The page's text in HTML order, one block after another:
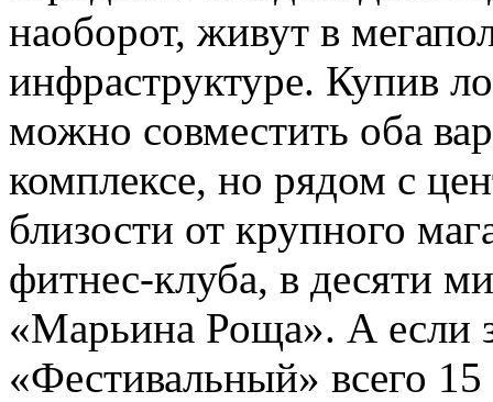
наоборот, живут в
инфраструктуре. Купив
можно совместить оба
комплексе, но рядом с
близости от крупного
фитнес-клуба, в десяти
«Марьина Роща». А если
«Фестивальный» всего